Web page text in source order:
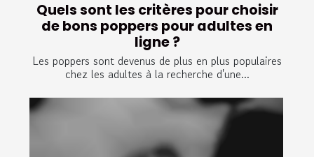
Quels sont les critères pour choisir
de bons poppers pour adultes en
ligne ?
Les poppers sont devenus de plus en plus populaires
chez les adultes à la recherche d'une...